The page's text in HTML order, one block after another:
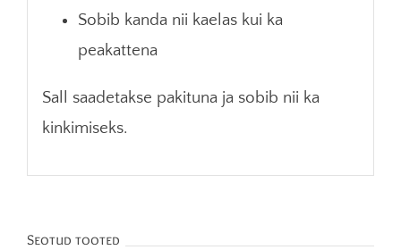
Sobib kanda nii kaelas kui ka
peakattena
Sall saadetakse pakituna ja sobib nii ka
kinkimiseks.
Seotud tooted